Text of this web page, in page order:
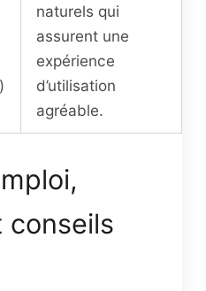
naturels qui
assurent une
expérience
d’utilisation
agréable.
conseils